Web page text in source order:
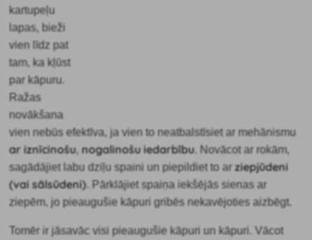
kartupeļu
lapas, bieži
vien līdz pat
tam, ka kļūst
par kāpuru.
Ražas
novākšana
vien nebūs efektīva, ja vien to neatbalstīsiet ar mehānismu
ar iznīcinošu,nogalinošu iedarbību. Novācot ar rokām,
sagādājiet labu dziļu spaini un piepildiet to arziepjūdeni
(vai sālsūdeni). Pārklājiet spaiņa iekšējās sienas ar
ziepēm, jo pieaugušie kāpuri gribēs nekavējoties aizbēgt.
Tomēr ir jāsavāc visi pieaugušie kāpuri un kāpuri. Vācot